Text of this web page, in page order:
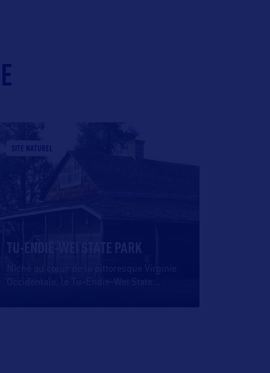
SITE NATUREL
TU-ENDIE-WEI STATE PARK
Niché au cœur de la pittoresque Virginie